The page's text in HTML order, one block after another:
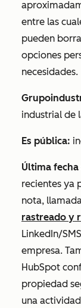
entre las
pueden
opciones
necesidades.
Grupo
industrial de
Es pública:
Última
recientes ya
nota,
rastreado y
LinkedIn/
empresa.
HubSpot
propiedad
una